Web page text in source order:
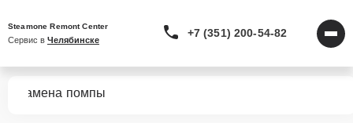
Steamone Remont Center
Сервис в Челябинске
+7 (351) 200-54-82
Замена помпы